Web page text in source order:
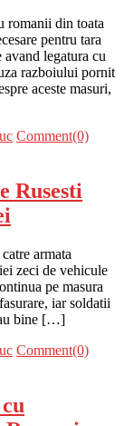
romanii din toata
pentru tara
avand legatura cu
razboiului pornit
aceste masuri,
Comment(0)
Rusesti
armata
zeci de vehicule
pe masura
iar soldatii
bine […]
Comment(0)